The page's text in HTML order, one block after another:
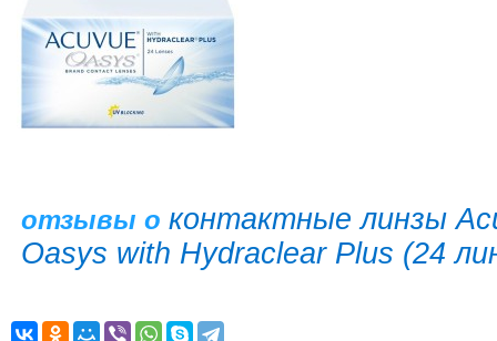
отзывы о контактные линзы
Oasys with Hydraclear Plus (24